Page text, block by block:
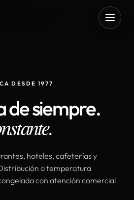
DESDE 1977
de siempre.
hoteles, cafeterías y
a temperatura
con atención comercial